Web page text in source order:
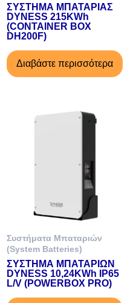
ΣΥΣΤΗΜΑ ΜΠΑΤΑΡΙΑΣ
DYNESS 215KWh
(CONTAINER BOX
DH200F)
Διαβάστε περισσότερα
Συστήματα Μπαταριών
(System Batteries)
ΣΥΣΤΗΜΑ ΜΠΑΤΑΡΙΩΝ
DYNESS 10,24KWh IP65
L/V (POWERBOX PRO)